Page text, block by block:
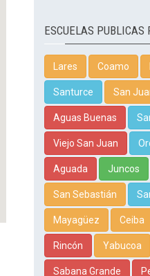
ESCUELAS PUBLICAS
Lares Coamo
Santurce San
Aguas Buenas
Viejo San Juan
Aguada Juncos
San Sebastián
Mayagüez Ceiba
Rincón Yabucoa
Sabana Grande